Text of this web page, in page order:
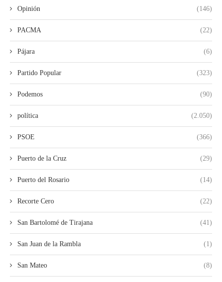
Opinión (146)
PACMA (22)
Pájara (6)
Partido Popular (323)
Podemos (90)
política (2.050)
PSOE (366)
Puerto de la Cruz (29)
Puerto del Rosario (14)
Recorte Cero (22)
San Bartolomé de Tirajana (41)
San Juan de la Rambla (1)
San Mateo (8)